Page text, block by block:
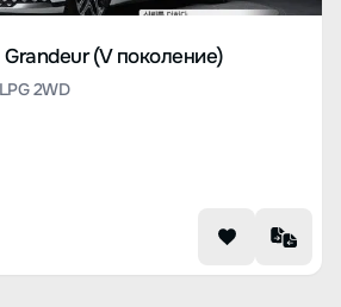
(V поколение)
2WD